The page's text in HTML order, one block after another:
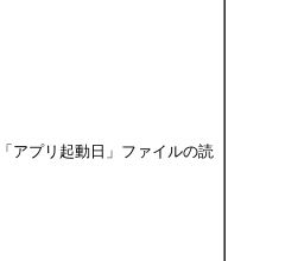
アプリ起動日」ファイルの読